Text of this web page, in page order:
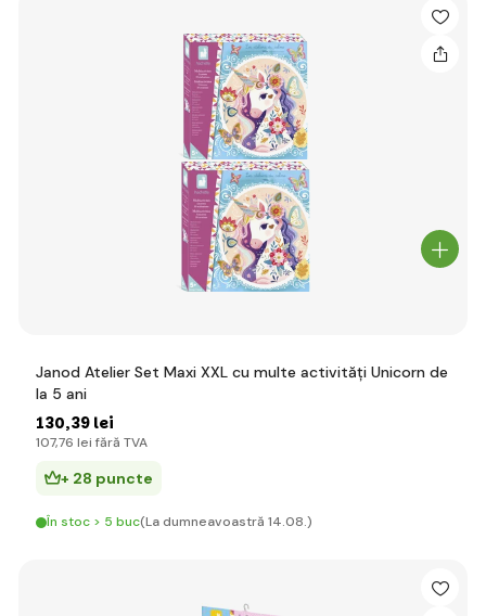
Janod Atelier Set Maxi XXL cu multe activități Unicorn de
la 5 ani
130,39 lei
107,76 lei fără TVA
+ 28 puncte
În stoc > 5 buc(La dumneavoastră 14.08.)